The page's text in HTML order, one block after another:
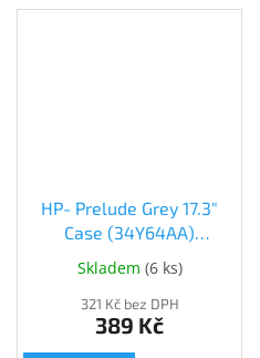
HP- Prelude Grey 17.3"
Case (34Y64AA)
(34Y64AA)
Skladem (6 ks)
321 Kč bez DPH
389 Kč